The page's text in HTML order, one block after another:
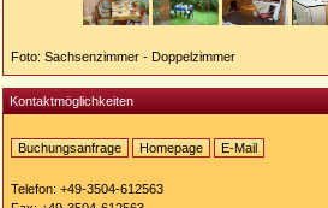
Foto: Sachsenzimmer - Doppelzimmer
Kontaktmöglichkeiten
Buchungsanfrage
Homepage
http://www.sachsenzimmer.de
E-Mail
Telefon: +49-3504-612563